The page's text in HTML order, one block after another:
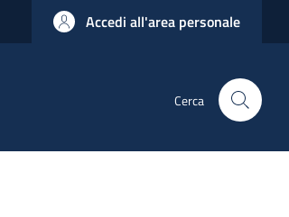
Accedi all'area personale
Cerca